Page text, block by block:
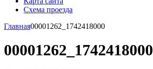
Схема проезда
Главная00001262_1742418000
00001262_1742418000